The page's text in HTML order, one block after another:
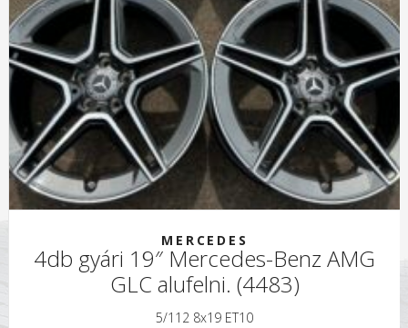
MERCEDES
4db gyári 19″ Mercedes-Benz AMG
GLC alufelni. (4483)
5/112 8x19 ET10